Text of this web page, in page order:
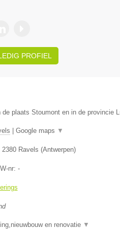
PROFIEL
de plaats Stoumont en in de provincie
Google maps ▼
2380 Ravels (Antwerpen)
nr: -
en renovatie ▼